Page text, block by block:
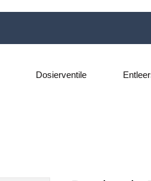
Dosierventile